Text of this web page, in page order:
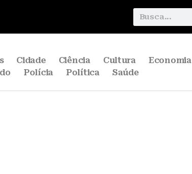
Cidade Ciência Cultura Economia
Polícia Política Saúde